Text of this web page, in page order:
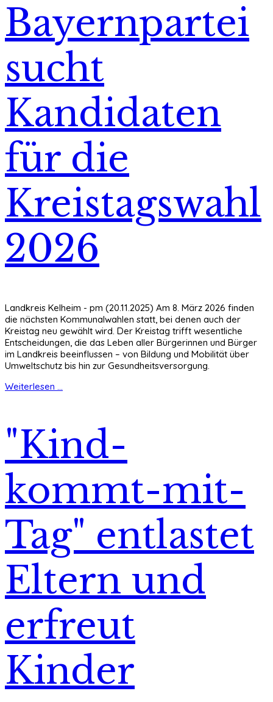
Bayernpartei
sucht
Kandidaten
für die
Kreistagswahl
2026
Landkreis Kelheim - pm (20.11.2025) Am 8. März 2026 finden
die nächsten Kommunalwahlen statt, bei denen auch der
Kreistag neu gewählt wird. Der Kreistag trifft wesentliche
Entscheidungen, die das Leben aller Bürgerinnen und Bürger
im Landkreis beeinflussen – von Bildung und Mobilität über
Umweltschutz bis hin zur Gesundheitsversorgung.
Weiterlesen ...
"Kind-
kommt-mit-
Tag" entlastet
Eltern und
erfreut
Kinder